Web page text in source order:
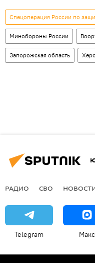
Спецоперация России по
Минобороны России
Запорожская область
РАДИО СВО
Telegram Макс